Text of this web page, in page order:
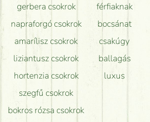
gerbera csokrok
napraforgó csokrok
amarílisz csokrok
liziantusz csokrok
hortenzia csokrok
szegfű csokrok
bokros rózsa csokrok
férfiaknak
bocsánat
csakúgy
ballagás
luxus